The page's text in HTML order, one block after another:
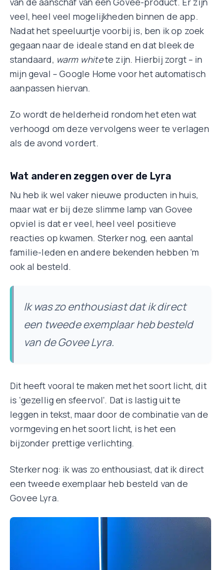
veel, heel veel mogelijkheden binnen de app.
Nadat het speeluurtje voorbij is, ben ik op zoek
gegaan naar de ideale stand en dat bleek de
standaard, warm whitete zijn. Hierbij zorgt – in
mijn geval – Google Home voor het automatisch
aanpassen hiervan.
Zo wordt de helderheid rondom het eten wat
verhoogd om deze vervolgens weer te verlagen
als de avond vordert.
Wat anderen zeggen over de Lyra
Nu heb ik wel vaker nieuwe producten in huis,
maar wat er bij deze slimme lamp van Govee
opviel is dat er veel, heel veel positieve
reacties op kwamen. Sterker nog, een aantal
familie-leden en andere bekenden hebben ‘m
ook al besteld.
Ik was zo enthousiast dat ik direct
een tweede exemplaar heb besteld
van de Govee Lyra.
Dit heeft vooral te maken met het soort licht, dit
is ‘gezellig en sfeervol’. Dat is lastig uit te
leggen in tekst, maar door de combinatie van de
vormgeving en het soort licht, is het een
bijzonder prettige verlichting.
Sterker nog: ik was zo enthousiast, dat ik direct
een tweede exemplaar heb besteld van de
Govee Lyra.